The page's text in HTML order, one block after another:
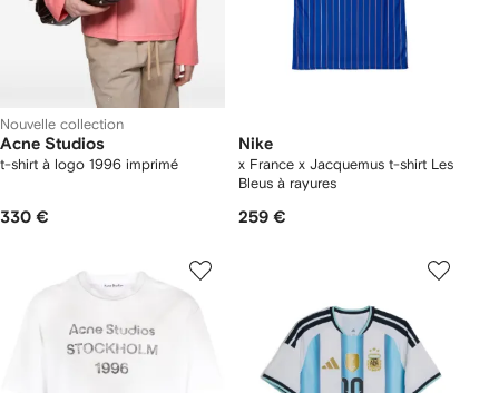
Nouvelle collection
Acne Studios
t-shirt à logo 1996 imprimé
330 €
Nike
x France x Jacquemus t-shirt Les
Bleus à rayures
259 €